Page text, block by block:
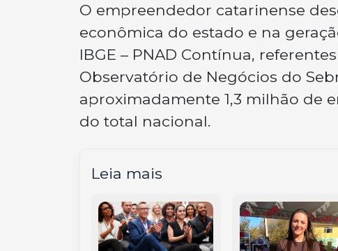
O empreendedor catarinense
econômica do estado e na
IBGE – PNAD Contínua,
Observatório de Negócios do
aproximadamente 1,3 milhão de
do total nacional.
Leia mais